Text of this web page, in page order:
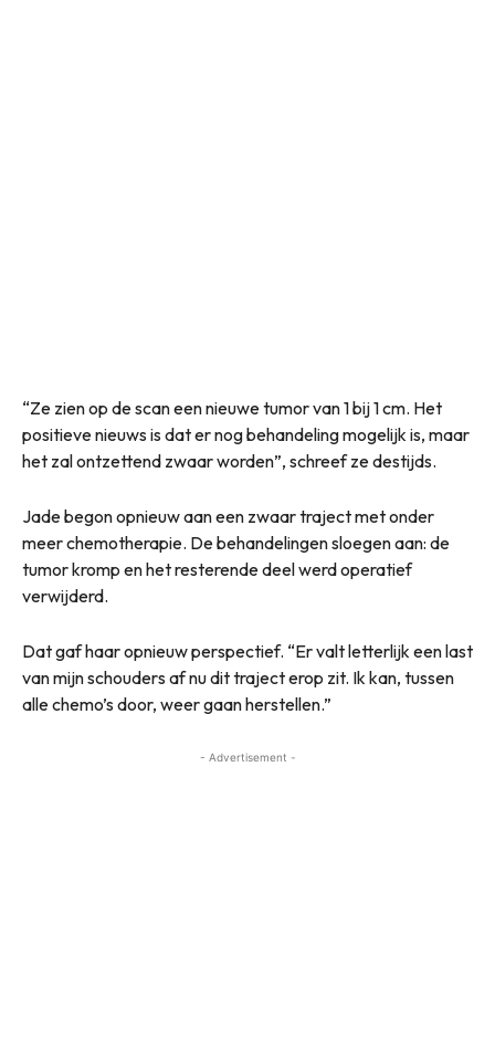
“Ze zien op de scan een nieuwe tumor van 1 bij 1 cm. Het
positieve nieuws is dat er nog behandeling mogelijk is, maar
het zal ontzettend zwaar worden”, schreef ze destijds.
Jade begon opnieuw aan een zwaar traject met onder
meer chemotherapie. De behandelingen sloegen aan: de
tumor kromp en het resterende deel werd operatief
verwijderd.
Dat gaf haar opnieuw perspectief. “Er valt letterlijk een last
van mijn schouders af nu dit traject erop zit. Ik kan, tussen
alle chemo’s door, weer gaan herstellen.”
- Advertisement -